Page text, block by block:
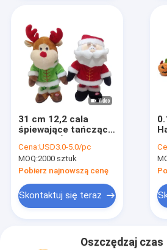
31 cm 12,2 cala
śpiewające tańczące
Mikołaj Miękka
zabawka renifer
Cena:USD3.0-5.0/pc
MOQ:2000 sztuk
Pobierz najnowszą cenę
Skontaktuj się teraz
Oszczędzaj czas